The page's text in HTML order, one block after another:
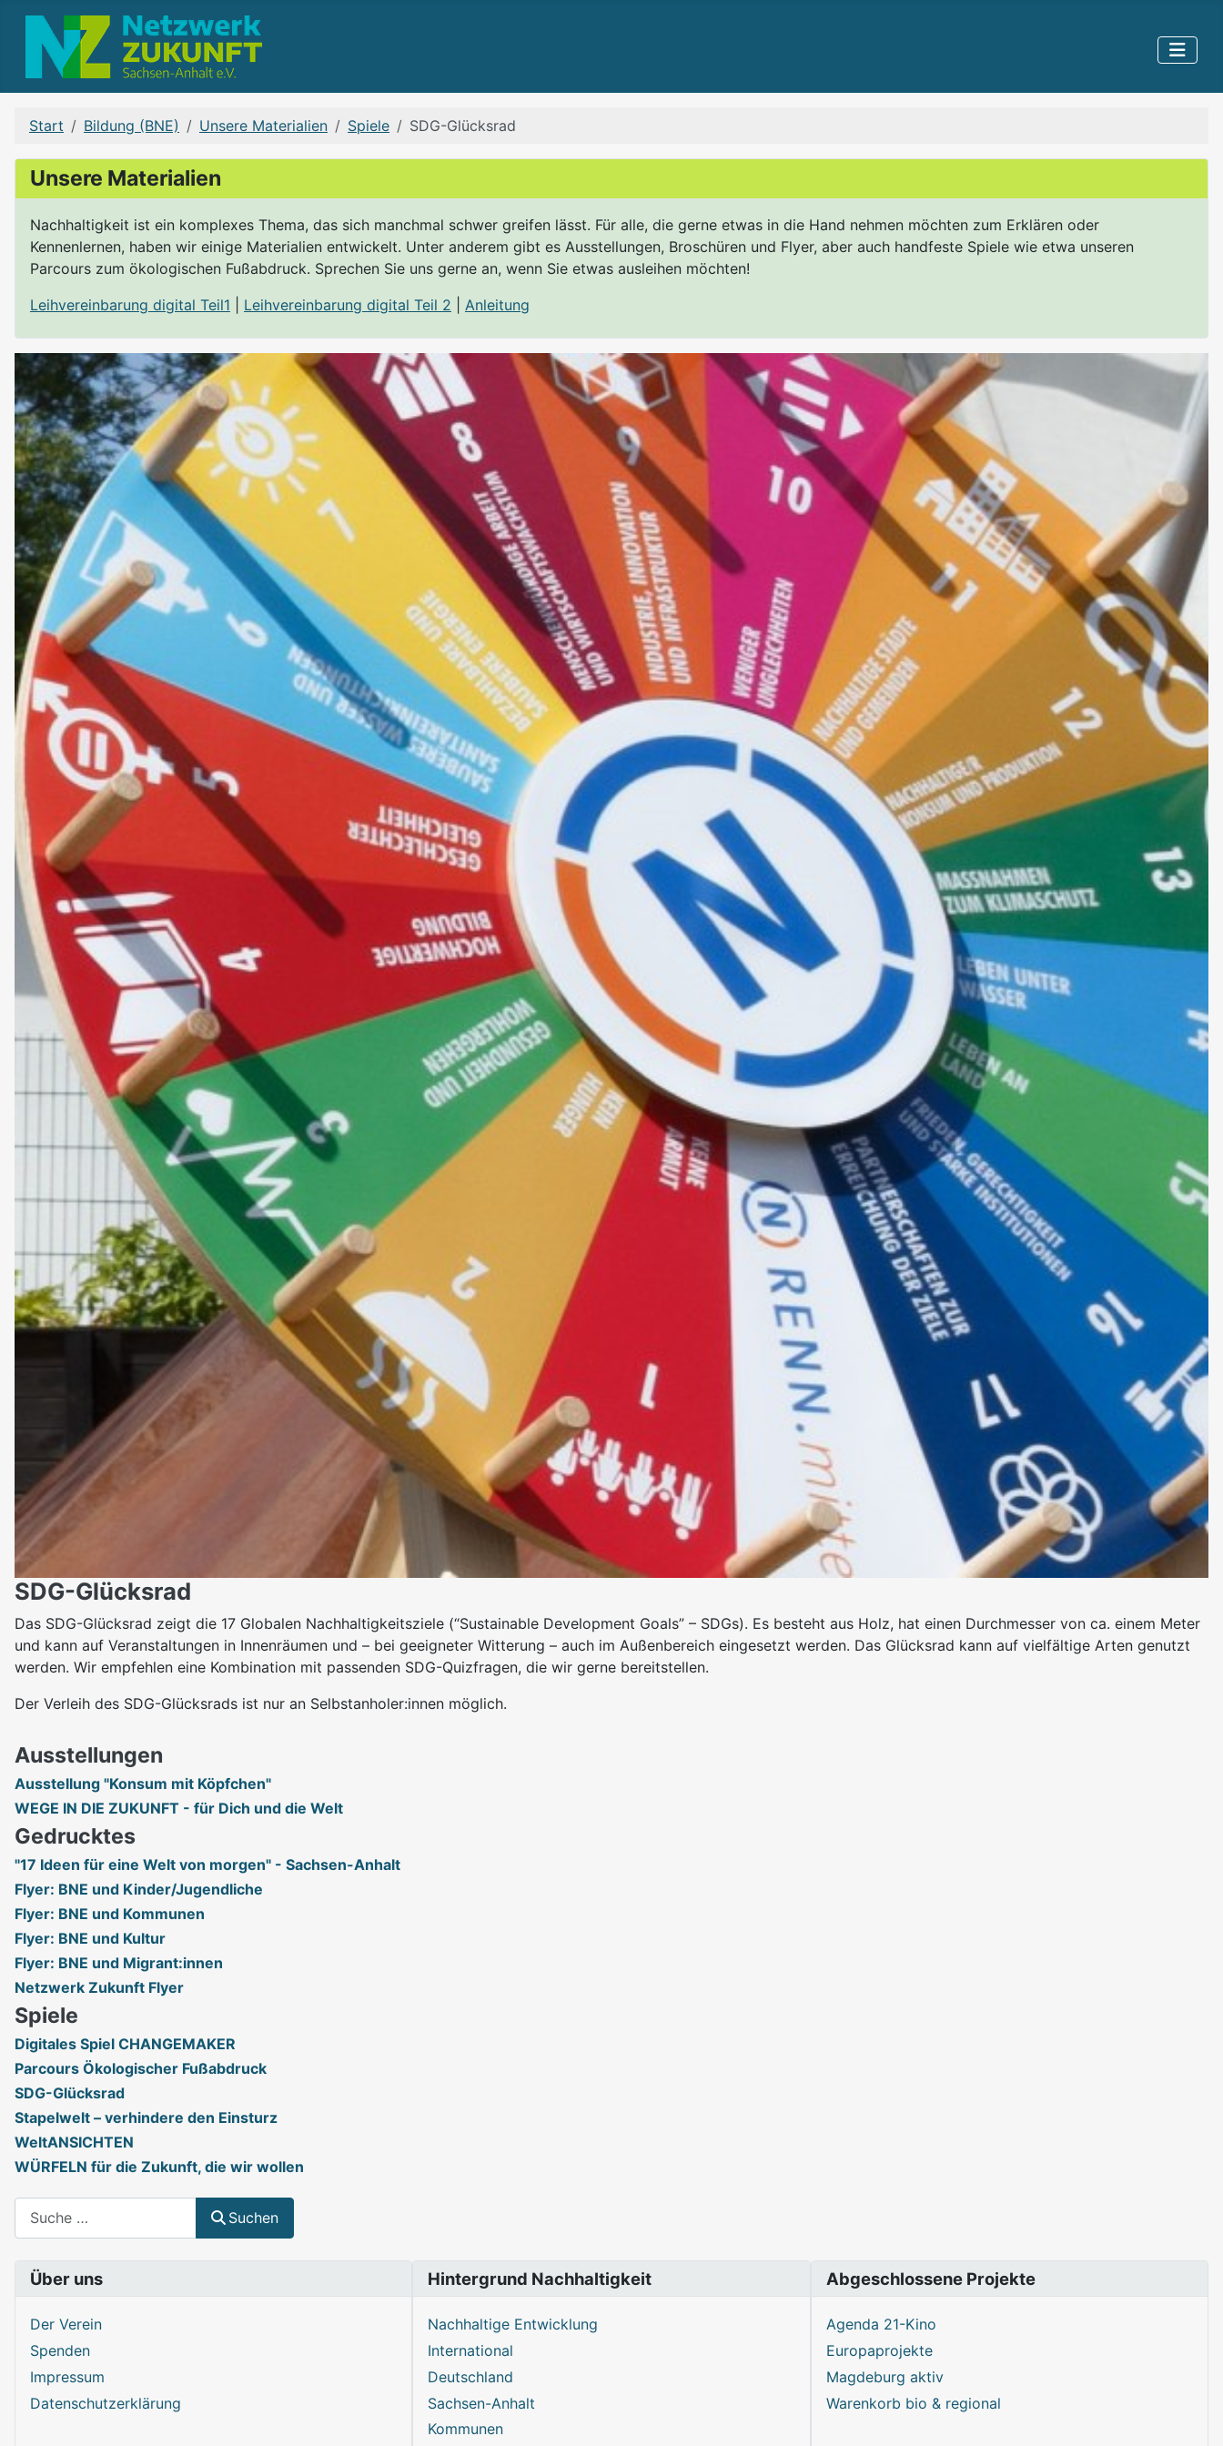
Start Bildung (BNE) Unsere Materialien Spiele SDG-Glücksrad
Unsere Materialien
Nachhaltigkeit ist ein komplexes Thema, das sich manchmal schwer greifen lässt. Für alle, die gerne etwas in die Hand nehmen möchten zum Erklären oder
Kennenlernen, haben wir einige Materialien entwickelt. Unter anderem gibt es Ausstellungen, Broschüren und Flyer, aber auch handfeste Spiele wie etwa unseren
Parcours zum ökologischen Fußabdruck. Sprechen Sie uns gerne an, wenn Sie etwas ausleihen möchten!
Leihvereinbarung digital Teil1
Leihvereinbarung digital Teil 2 Anleitung
SDG-Glücksrad
Das SDG-Glücksrad zeigt die 17 Globalen Nachhaltigkeitsziele (“Sustainable Development Goals” – SDGs). Es besteht aus Holz, hat einen Durchmesser von ca. einem Meter
und kann auf Veranstaltungen in Innenräumen und – bei geeigneter Witterung – auch im Außenbereich eingesetzt werden. Das Glücksrad kann auf vielfältige Arten genutzt
werden. Wir empfehlen eine Kombination mit passenden SDG-Quizfragen, die wir gerne bereitstellen.
Der Verleih des SDG-Glücksrads ist nur an Selbstanholer:innen möglich.
Ausstellungen
Ausstellung "Konsum mit Köpfchen"
WEGE IN DIE ZUKUNFT - für Dich und die Welt
Gedrucktes
"17 Ideen für eine Welt von morgen" - Sachsen-Anhalt
Flyer: BNE und Kinder/Jugendliche
Flyer: BNE und Kommunen
Flyer: BNE und Kultur
Flyer: BNE und Migrant:innen
Netzwerk Zukunft Flyer
Spiele
Digitales Spiel CHANGEMAKER
Parcours Ökologischer Fußabdruck
SDG-Glücksrad
Stapelwelt – verhindere den Einsturz
WeltANSICHTEN
WÜRFELN für die Zukunft, die wir wollen
Suchen
Über uns
Der Verein
Spenden
Impressum
Datenschutzerklärung
Hintergrund Nachhaltigkeit
Nachhaltige Entwicklung
International
Deutschland
Sachsen-Anhalt
Kommunen
Abgeschlossene Projekte
Agenda 21-Kino
Europaprojekte
Magdeburg aktiv
Warenkorb bio & regional